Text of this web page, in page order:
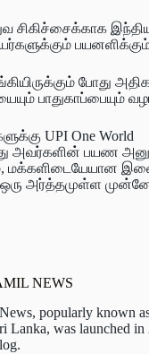
சிகிச்சைக்காக
போது அதிக
பாதுகாப்பையும்
UPI One World
அவர்களின் பயண
மக்களிடையேயான
ஒரு அர்த்தமுள்ள
NEWS
popularly known
Lanka, was launched in